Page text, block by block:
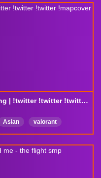
ПапочкаШварц
virus gaming | !twitter !twitter !twitter !mapcover
Asian valorant